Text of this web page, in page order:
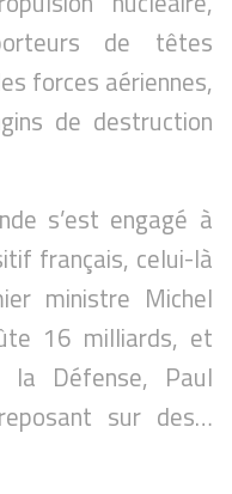
de têtes
forces aériennes,
de destruction
s’est engagé à
français, celui-là
ministre Michel
16 milliards, et
la Défense, Paul
sur des…